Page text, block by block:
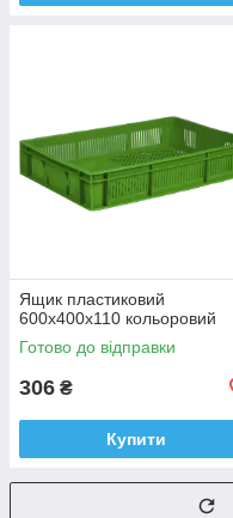
Ящик пластиковий
600х400х110 кольоровий
Готово до відправки
306 ₴
Купити